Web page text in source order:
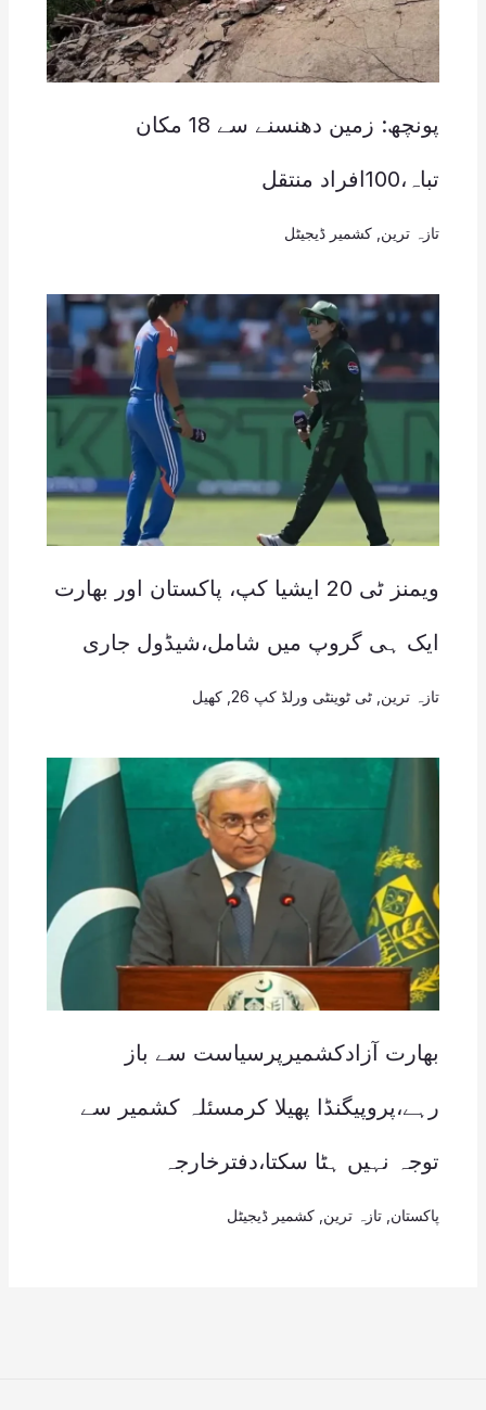
پونچھ: زمین دھنسنے سے 18 مکان
تباہ،100افراد منتقل
تازہ ترین کشمیر ڈیجیٹل
ویمنز ٹی 20 ایشیا کپ، پاکستان اور بھارت
ایک ہی گروپ میں شامل،شیڈول جاری
تازہ ترین ٹی ٹوینٹی ورلڈ کپ 26 , کھیل
بھارت آزادکشمیرپرسیاست سے باز
رہے،پروپیگنڈا پھیلا کرمسئلہ کشمیر سے
توجہ نہیں ہٹا سکتا،دفترخارجہ
پاکستان تازہ ترین کشمیر ڈیجیٹل